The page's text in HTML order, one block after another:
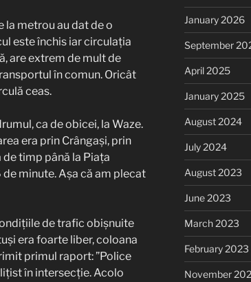
la metrou au dat de o
este închis iar circulația
are extrem de mult de
în comun. Oricât
ceas.
ca de obicei, la Waze.
era prin Crângași, prin
de timp până la Piața
minute. Așa că am plecat
de trafic obișnuite
era foarte liber, coloana
primul raport: ”Police
în intersecție. Acolo
January 2026
September
April 2025
January 2025
August 2024
July 2024
August 2023
June 2023
March 2023
February 2023
November